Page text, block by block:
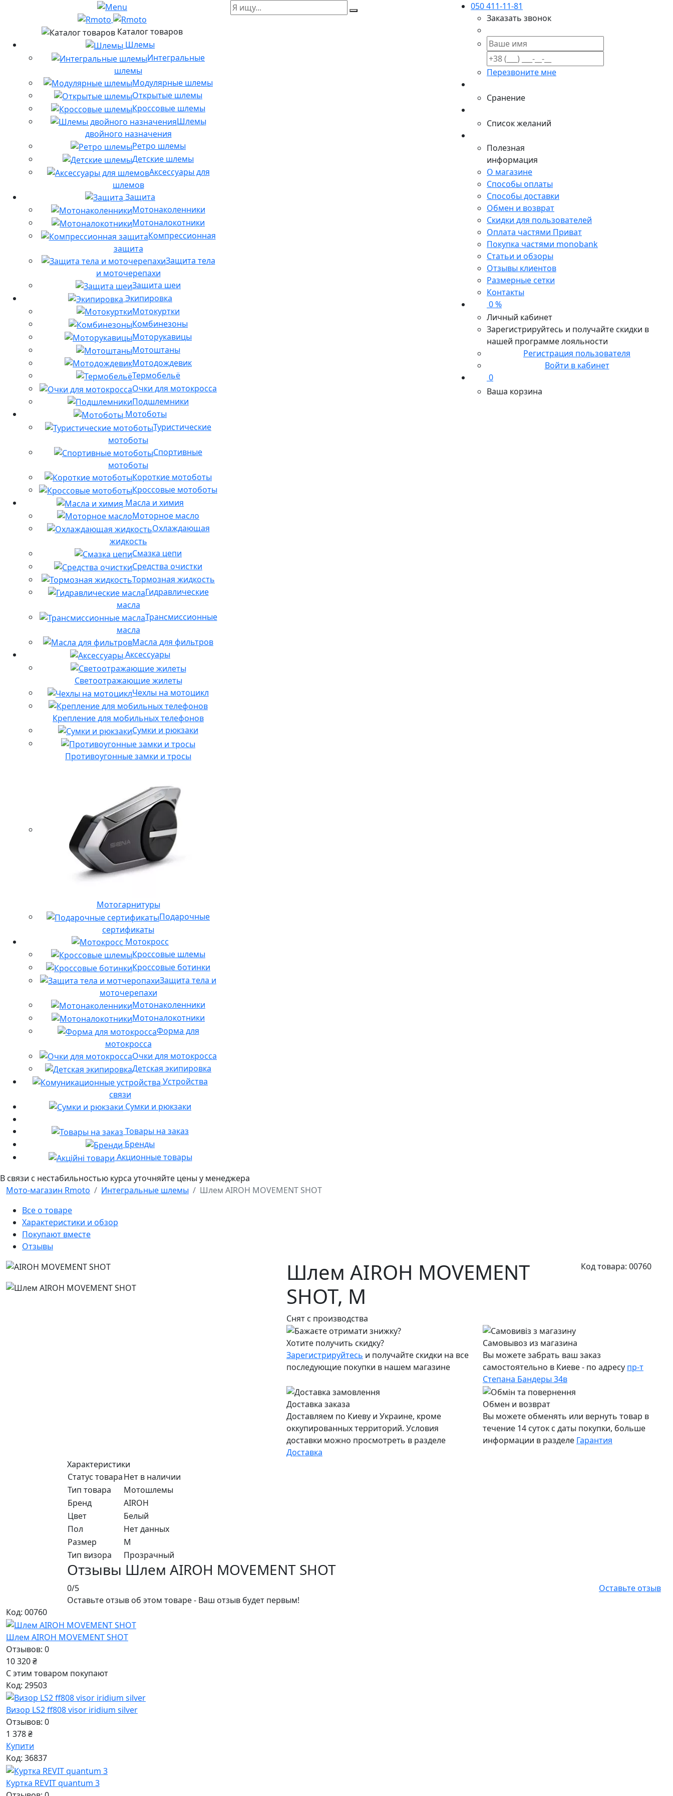
Каталог товаров
Шлемы
Интегральные
шлемы
Модулярные шлемы
Открытые шлемы
Кроссовые шлемы
Шлемы
двойного назначения
Ретро шлемы
Детские шлемы
Аксессуары для
шлемов
Защита
Мотонаколенники
Мотоналокотники
Компрессионная
защита
Защита тела
и моточерепахи
Защита шеи
Экипировка
Мотокуртки
Комбинезоны
Моторукавицы
Мотоштаны
Мотодождевик
Термобельё
Очки для мотокросса
Подшлемники
Мотоботы
Туристические
мотоботы
Спортивные
мотоботы
Короткие мотоботы
Кроссовые мотоботы
Масла и химия
Моторное масло
Охлаждающая
жидкость
Смазка цепи
Средства очистки
Тормозная жидкость
Гидравлические
масла
Трансмиссионные
масла
Масла для фильтров
Аксессуары
Светоотражающие жилеты
Чехлы на мотоцикл
Крепление для мобильных телефонов
Сумки и рюкзаки
Противоугонные замки и тросы
Мотогарнитуры
Подарочные
сертификаты
Мотокросс
Кроссовые шлемы
Кроссовые ботинки
Защита тела и
моточерепахи
Мотонаколенники
Мотоналокотники
Форма для
мотокросса
Очки для мотокросса
Детская экипировка
Устройства
связи
Сумки и рюкзаки
Товары на заказ
Бренды
Акционные товары
050 411-11-81
Заказать звонок
Перезвоните мне
Сранение
Список желаний
Полезная
информация
О магазине
Способы оплаты
Способы доставки
Обмен и возврат
Скидки для пользователей
Оплата частями Приват
Покупка частями monobank
Статьи и обзоры
Отзывы клиентов
Размерные сетки
Контакты
0 %
Личный кабинет
Зарегистрируйтесь и получайте скидки в
нашей программе лояльности
Регистрация пользователя
Войти в кабинет
0
Ваша корзина
В связи с нестабильностью курса уточняйте цены у менеджера
Мото-магазин Rmoto
Интегральные шлемы
Шлем AIROH MOVEMENT SHOT
Все о товаре
Характеристики и обзор
Покупают вместе
Отзывы
Шлем AIROH MOVEMENT
SHOT, M
Снят с производства
Код товара: 00760
Хотите получить скидку?
Зарегистрируйтесь и получайте скидки на все
последующие покупки в нашем магазине
Самовывоз из магазина
Вы можете забрать ваш заказ
самостоятельно в Киеве - по адресу пр-т
Степана Бандеры 34в
Доставка заказа
Доставляем по Киеву и Украине, кроме
оккупированных территорий. Условия
доставки можно просмотреть в разделе
Доставка
Обмен и возврат
Вы можете обменять или вернуть товар в
течение 14 суток с даты покупки, больше
информации в разделе Гарантия
Характеристики
Статус товараНет в наличии
Тип товара
Мотошлемы
Бренд
AIROH
Цвет
Белый
Пол
Нет данных
Размер
M
Тип визора
Прозрачный
Отзывы Шлем AIROH MOVEMENT SHOT
0/5
Оставьте отзыв
Оставьте отзыв об этом товаре - Ваш отзыв будет первым!
Код: 00760
Шлем AIROH MOVEMENT SHOT
Отзывов: 0
10 320 ₴
С этим товаром покупают
Код: 29503
Визор LS2 ff808 visor iridium silver
Отзывов: 0
1 378 ₴
Купити
Код: 36837
Куртка REVIT quantum 3